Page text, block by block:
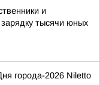
и
тысячи юных
города-2026 Niletto